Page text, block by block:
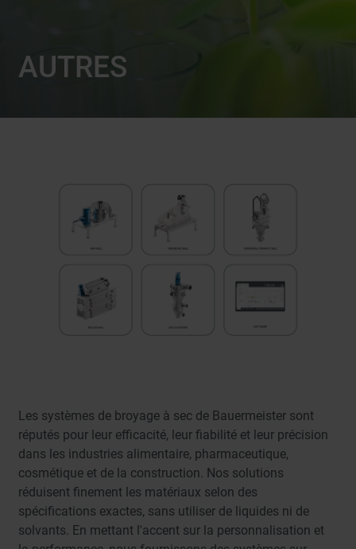
AUTRES
Les systèmes de broyage à sec de Bauermeister sont
réputés pour leur efficacité, leur fiabilité et leur précision
dans les industries alimentaire, pharmaceutique,
cosmétique et de la construction. Nos solutions
réduisent finement les matériaux selon des
spécifications exactes, sans utiliser de liquides ni de
solvants. En mettant l'accent sur la personnalisation et